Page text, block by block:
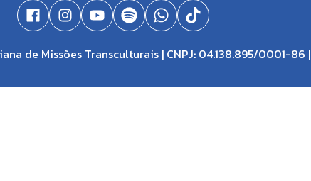
de Missões Transculturais | CNPJ: 04.138.895/0001-86 |